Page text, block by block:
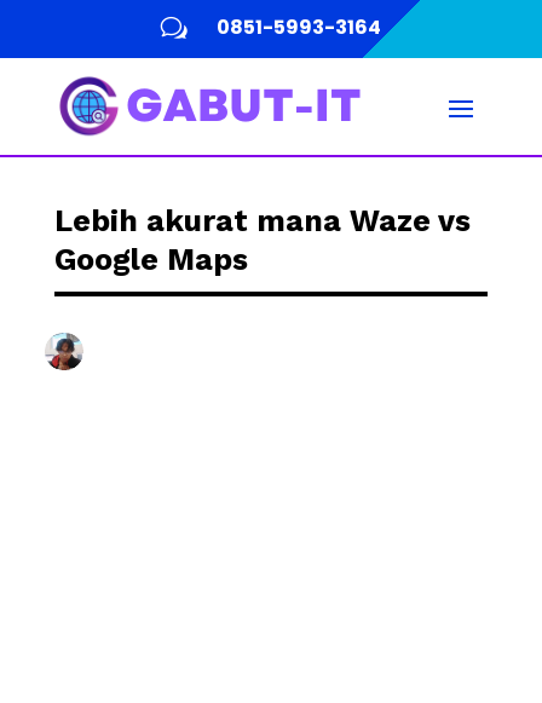
w 0851-5993-3164
Lebih akurat mana Waze vs
Google Maps